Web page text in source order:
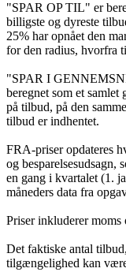
"SPAR OP TIL" er
billigste og dyreste
25% har opnået den
for den radius, hvorfra
"SPAR I
beregnet som et samlet
på tilbud, på den
tilbud er indhentet.
FRA-priser opdateres
og besparelsesudsagn,
en gang i kvartalet (1.
måneders data fra
Priser inkluderer moms
Det faktiske antal
tilgængelighed kan